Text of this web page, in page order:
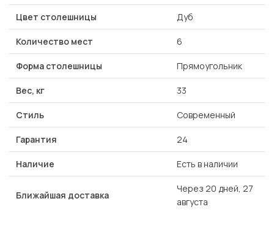
Цвет столешницы Дуб
Количество мест 6
Форма столешницы Прямоугольник
Вес, кг 33
Стиль Современный
Гарантия 24
Наличие Есть в наличии
Ближайшая доставка
Через 20 дней, 27
августа